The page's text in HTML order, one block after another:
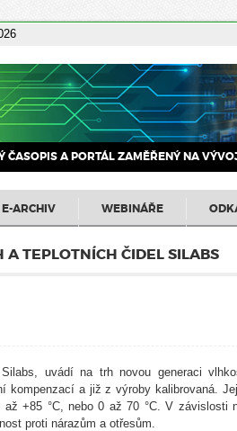
ČASOPIS A PORTÁL ZAMĚŘENÝ NA
E-ARCHIV WEBINÁŘE
TEPLOTNÍCH ČIDEL SILABS
uvádí na trh novou generaci
kompenzací a již z výroby kalibrovaná.
+85 °C, nebo 0 až 70 °C. V závislosti
proti nárazům a otřesům.